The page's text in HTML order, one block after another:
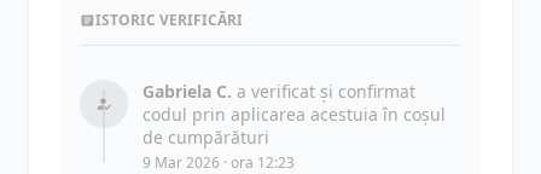
ISTORIC VERIFICĂRI
Gabriela C. a verificat și confirmat
codul prin aplicarea acestuia în coșul
de cumpărături
9 Mar 2026 · ora 12:23